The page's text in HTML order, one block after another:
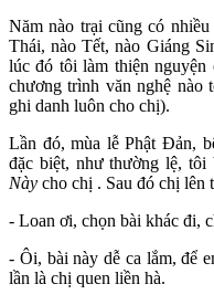
Năm nào trại cũng có
Thái, nào Tết, nào Giáng
lúc đó tôi làm thiện nguyện
chương trình văn nghệ nào
ghi danh luôn cho chị).
Lần đó, mùa lễ Phật Đản,
đặc biệt, như thường lệ, tôi
Này cho chị . Sau đó chị lên
- Loan ơi, chọn bài khác đi,
- Ôi, bài này dễ ca lắm, để
lần là chị quen liền hà.